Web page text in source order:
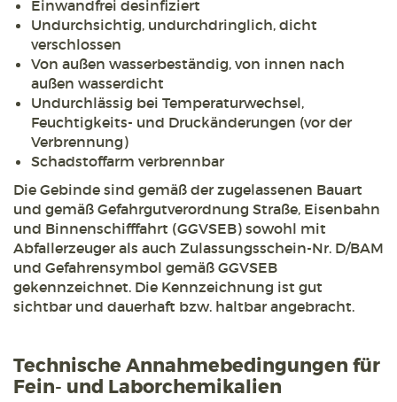
Einwandfrei desinfiziert
Undurchsichtig, undurchdringlich, dicht
verschlossen
Von außen wasserbeständig, von innen nach
außen wasserdicht
Undurchlässig bei Temperaturwechsel,
Feuchtigkeits- und Druckänderungen (vor der
Verbrennung)
Schadstoffarm verbrennbar
Die Gebinde sind gemäß der zugelassenen Bauart
und gemäß Gefahrgutverordnung Straße, Eisenbahn
und Binnenschifffahrt (GGVSEB) sowohl mit
Abfallerzeuger als auch Zulassungsschein-Nr. D/BAM
und Gefahrensymbol gemäß GGVSEB
gekennzeichnet. Die Kennzeichnung ist gut
sichtbar und dauerhaft bzw. haltbar angebracht.
Technische Annahmebedingungen für
Fein- und Laborchemikalien